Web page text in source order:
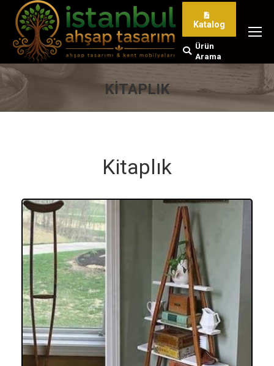
Katalog
Search:
Ürün
Arama
KITAPLIK
Kitaplık